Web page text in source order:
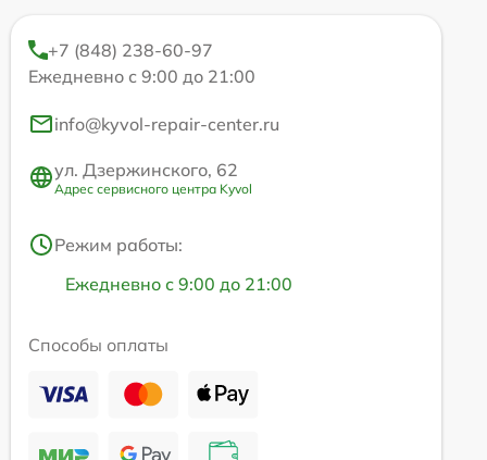
+7 (848) 238-60-97
Ежедневно с 9:00 до 21:00
info@kyvol-repair-center.ru
ул. Дзержинского, 62
Адрес сервисного центра Kyvol
Режим работы:
Ежедневно с 9:00 до 21:00
Способы оплаты